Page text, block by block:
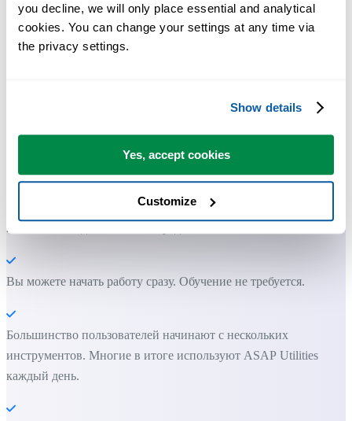
you decline, we will only place essential and analytical
cookies. You can change your settings at any time via
the privacy settings.
Show details
Yes, accept cookies
Customize
Практичные инструменты, которых многим пользователям
не хватает в самом Excel.
Экономьте время в Excel. Это просто.
ASAP Utilities помогает экономить время и делать то, что
невозможно сделать только средствами Excel.
Вы можете начать работу сразу. Обучение не требуется.
Большинство пользователей начинают с нескольких
инструментов. Многие в итоге используют ASAP Utilities
каждый день.